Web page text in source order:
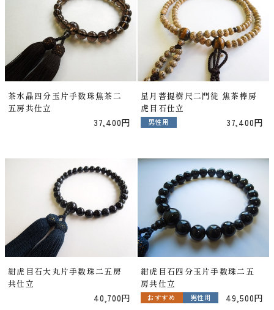
茶水晶四分玉片手数珠焦茶二
五房共仕立
37,400円
星月菩提樹尺二門徒 焦茶棒房
虎目石仕立
37,400円
男性用
紺虎目石大丸片手数珠二五房
共仕立
40,700円
紺虎目石四分玉片手数珠二五
房共仕立
49,500円
おすすめ 男性用